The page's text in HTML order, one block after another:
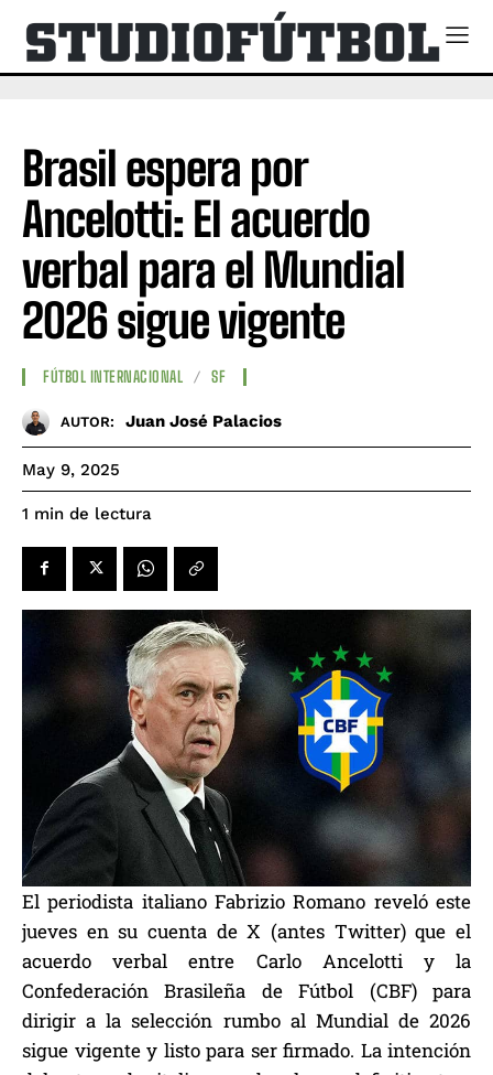
Brasil espera por
Ancelotti: El acuerdo
verbal para el Mundial
2026 sigue vigente
FÚTBOL INTERNACIONAL SF
AUTOR: Juan José Palacios
May 9, 2025
1 min de lectura
El periodista italiano Fabrizio Romano reveló este
jueves en su cuenta de X (antes Twitter) que el
acuerdo verbal entre Carlo Ancelotti y la
Confederación Brasileña de Fútbol (CBF) para
dirigir a la selección rumbo al Mundial de 2026
sigue vigente y listo para ser firmado. La intención